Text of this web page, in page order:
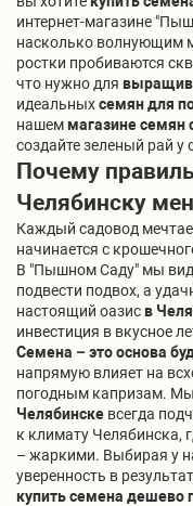
интернет-магазине
насколько волнующим
ростки пробиваются
что нужно для
идеальныхсемян для
нашем магазине семян
создайте зеленый рай у
Почему
Челябинску
Каждый садовод
начинается с
В "Пышном Саду" мы
подвести подвох, а
настоящий оазис в
инвестиция в вкусное
Семена – это основа
напрямую влияет на
погодным капризам.
Челябинске всегда
к климату Челябинска,
– жаркими. Выбирая у
уверенность в
купить семена дешево